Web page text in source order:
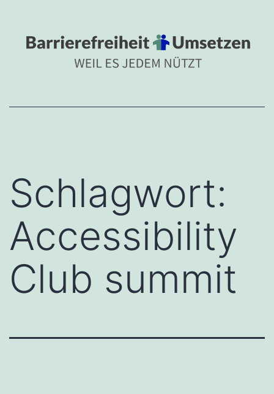
springen
Barrierefreiheit umsetzen
Schlagwort:
Accessibility
Club summit